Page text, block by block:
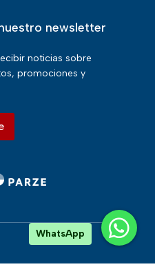
newsletter
noticias sobre
promociones y
WhatsApp